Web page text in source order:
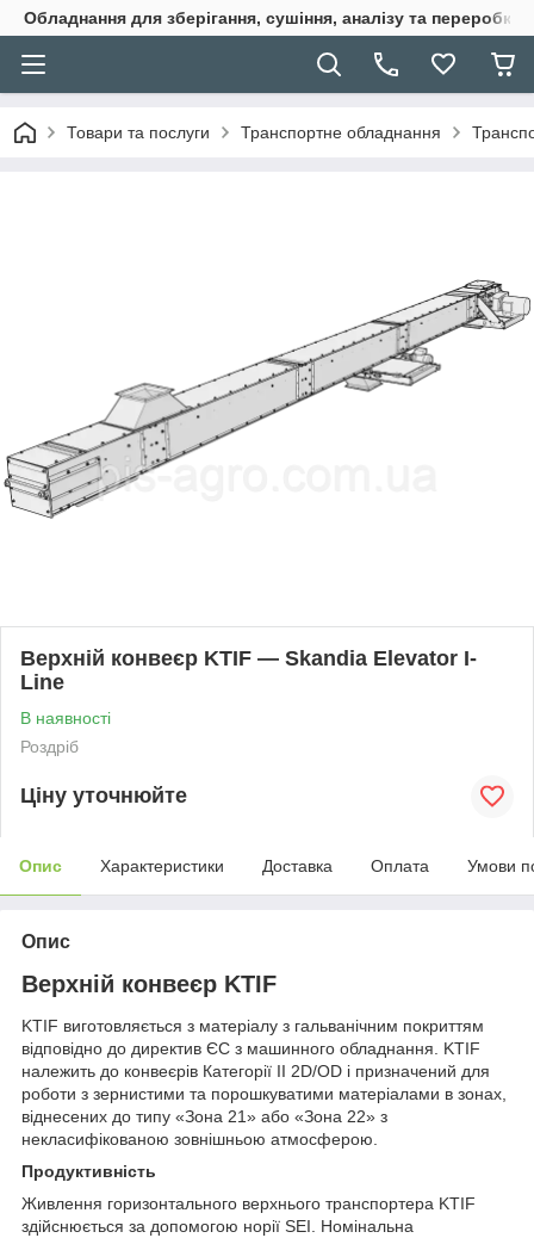
Обладнання для зберігання, сушіння, аналізу та переробки
Товари та послуги Транспортне обладнання
Верхній конвеєр KTIF — Skandia Elevator I-
Line
В наявності
Роздріб
Ціну уточнюйте
Опис Характеристики Доставка Оплата Умови
Опис
Верхній конвеєр KTIF
KTIF виготовляється з матеріалу з гальванічним покриттям
відповідно до директив ЄС з машинного обладнання. KTIF
належить до конвеєрів Категорії II 2D/OD і призначений для
роботи з зернистими та порошкуватими матеріалами в зонах,
віднесених до типу «Зона 21» або «Зона 22» з
некласифікованою зовнішньою атмосферою.
Продуктивність
Живлення горизонтального верхнього транспортера KTIF
здійснюється за допомогою норії SEI. Номінальна